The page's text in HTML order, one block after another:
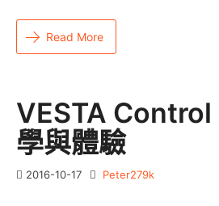
Read More
VESTA Control
學與體驗
2016-10-17 Peter279k